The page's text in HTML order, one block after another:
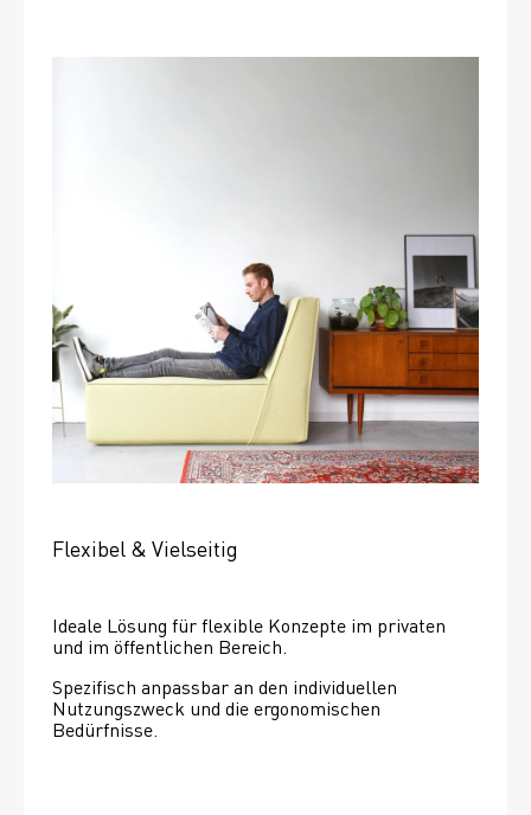
Flexibel & Vielseitig
Ideale Lösung für flexible Konzepte im privaten
und im öffentlichen Bereich.
Spezifisch anpassbar an den individuellen
Nutzungszweck und die ergonomischen
Bedürfnisse.